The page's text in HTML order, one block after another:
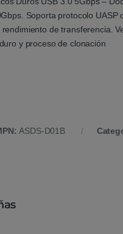
Soporta protocolo
de transferencia.
y proceso de clonación
ASDS-D01B